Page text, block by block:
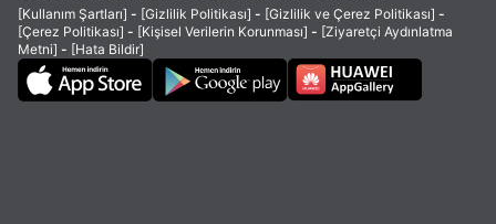
[Kullanım Şartları] - [Gizlilik Politikası] - [Gizlilik ve Çerez Politikası] -
[Çerez Politikası] - [Kişisel Verilerin Korunması] - [Ziyaretçi Aydınlatma
Metni] - [Hata Bildir]